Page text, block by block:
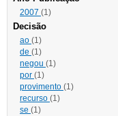
2007 (1)
Decisão
ao (1)
de (1)
negou (1)
por (1)
provimento (1)
recurso (1)
se (1)